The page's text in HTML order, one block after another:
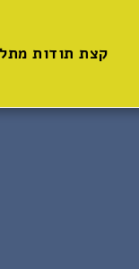
קצת תודות